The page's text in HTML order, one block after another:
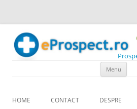
Menu
HOME CONTACT DESPRE